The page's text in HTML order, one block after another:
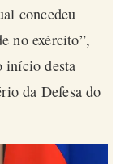
concedeu
no exército”,
início desta
da Defesa do